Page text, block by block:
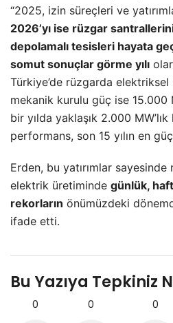
“2025, izin süreçleri ve
2026’yı ise rüzgar
depolamalı tesisleri hayata
somut sonuçlar görme yılı
Türkiye’de rüzgarda elektriksel
mekanik kurulu güç ise 15.000
bir yılda yaklaşık 2.000
performans, son 15 yılın en
Erden, bu yatırımlar
elektrik üretiminde günlük,
rekorların önümüzdeki
ifade etti.
Bu Yazıya Tepkiniz
0 0 0